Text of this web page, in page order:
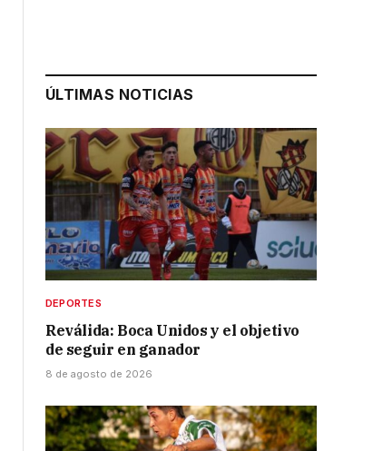
ÚLTIMAS NOTICIAS
DEPORTES
Reválida: Boca Unidos y el objetivo
de seguir en ganador
8 de agosto de 2026